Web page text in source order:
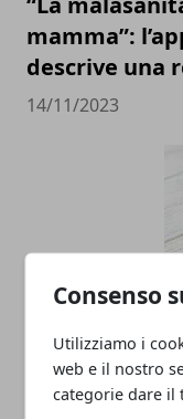
Consenso
Utilizziamo i
web e il nostro
categorie dare il
mamma”:
descrive una
14/11/2023
La
proprietà